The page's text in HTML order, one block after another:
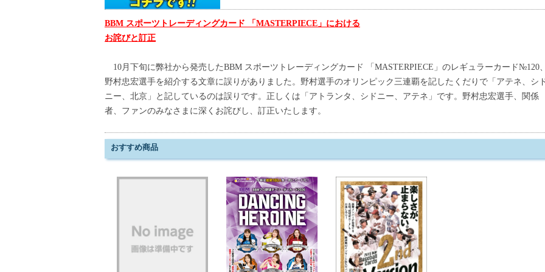
BBM スポーツトレーディングカード 「MASTERPIECE」における
お詫びと訂正
10月下旬に弊社から発売したBBM スポーツトレーディングカード 「MASTERPIECE」のレギュラーカード№120
野村忠宏選手を紹介する文章に誤りがありました。野村選手のオリンピック三連覇を記したくだりで「アテネ、シ
ニー、北京」と記しているのは誤りです。正しくは「アトランタ、シドニー、アテネ」です。野村忠宏選手、関係
者、ファンのみなさまに深くお詫びし、訂正いたします。
おすすめ商品